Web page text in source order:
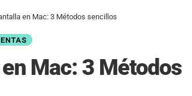
en Mac: 3 Métodos sencillos
Mac: 3 Métodos